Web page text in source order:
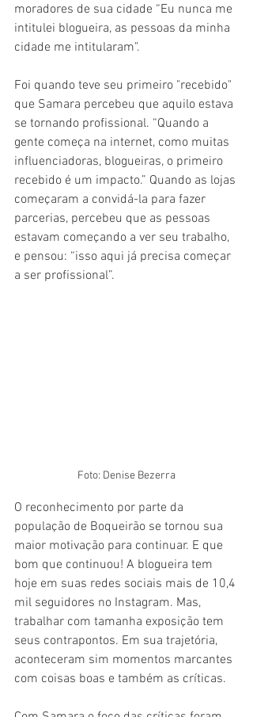
moradores de sua cidade “Eu nunca me
intitulei blogueira, as pessoas da minha
cidade me intitularam".
Foi quando teve seu primeiro "recebido"
que Samara percebeu que aquilo estava
se tornando profissional. “Quando a
gente começa na internet, como muitas
influenciadoras, blogueiras, o primeiro
recebido é um impacto.” Quando as lojas
começaram a convidá-la para fazer
parcerias, percebeu que as pessoas
estavam começando a ver seu trabalho,
e pensou: “isso aqui já precisa começar
a ser profissional”.
Foto: Denise Bezerra
O reconhecimento por parte da
população de Boqueirão se tornou sua
maior motivação para continuar. E que
bom que continuou! A blogueira tem
hoje em suas redes sociais mais de 10,4
mil seguidores no Instagram. Mas,
trabalhar com tamanha exposição tem
seus contrapontos. Em sua trajetória,
aconteceram sim momentos marcantes
com coisas boas e também as críticas.